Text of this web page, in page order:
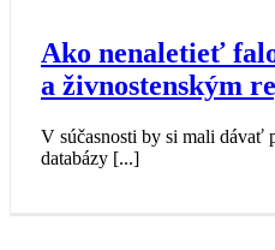
Ako nenaletieť
a živnostenským
V súčasnosti by si mali dávať
databázy [...]